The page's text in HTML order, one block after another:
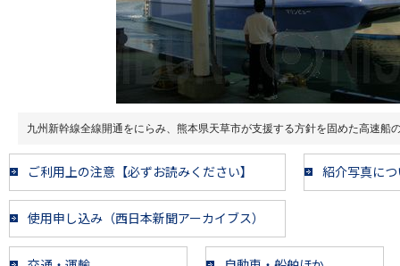
九州新幹線全線開通をにらみ、熊本県天草市が支援する方針を固めた高速船
ご利用上の注意【必ずお読みください】 紹介写真に
使用申し込み（西日本新聞アーカイブス）